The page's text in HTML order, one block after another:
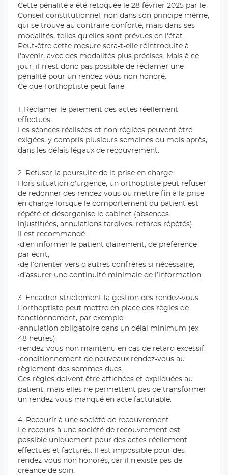
Cette pénalité a été retoquée le 28 février 2025 par le
Conseil constitutionnel, non dans son principe même,
qui se trouve au contraire conforté, mais dans ses
modalités, telles qu'elles sont prévues en l'état.
Peut-être cette mesure sera-t-elle réintroduite à
l'avenir, avec des modalités plus précises. Mais à ce
jour, il n'est donc pas possible de réclamer une
pénalité pour un rendez-vous non honoré.
Ce que l’orthoptiste peut faire
1. Réclamer le paiement des actes réellement
effectués
Les séances réalisées et non réglées peuvent être
exigées, y compris plusieurs semaines ou mois après,
dans les délais légaux de recouvrement.
2. Refuser la poursuite de la prise en charge
Hors situation d’urgence, un orthoptiste peut refuser
de redonner des rendez-vous ou mettre fin à la prise
en charge lorsque le comportement du patient est
répété et désorganise le cabinet (absences
injustifiées, annulations tardives, retards répétés).
Il est recommandé :
•d’en informer le patient clairement, de préférence
par écrit,
•de l’orienter vers d’autres confrères si nécessaire,
•d’assurer une continuité minimale de l’information.
3. Encadrer strictement la gestion des rendez-vous
L’orthoptiste peut mettre en place des règles de
fonctionnement, par exemple:
•annulation obligatoire dans un délai minimum (ex.
48 heures),
•rendez-vous non maintenu en cas de retard excessif,
•conditionnement de nouveaux rendez-vous au
règlement des sommes dues.
Ces règles doivent être affichées et expliquées au
patient, mais elles ne permettent pas de transformer
un rendez-vous manqué en acte facturable.
4. Recourir à une société de recouvrement
Le recours à une société de recouvrement est
possible uniquement pour des actes réellement
effectués et facturés. Il est impossible pour des
rendez-vous non honorés, car il n’existe pas de
créance de soin.